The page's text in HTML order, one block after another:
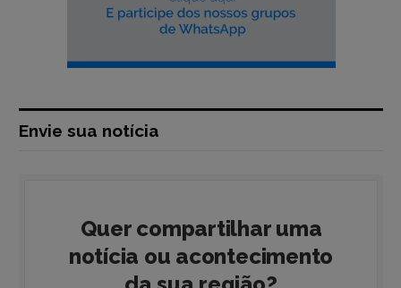
Envie sua notícia
Quer compartilhar uma
notícia ou acontecimento